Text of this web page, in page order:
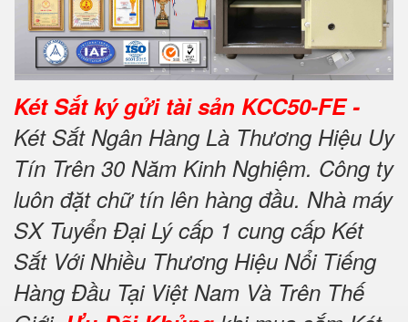
Két Sắt ký gửi tài sản KCC50-FE -
Két Sắt Ngân Hàng Là Thương Hiệu Uy
Tín Trên 30 Năm Kinh Nghiệm. Công ty
luôn đặt chữ tín lên hàng đầu. Nhà máy
SX Tuyển Đại Lý cấp 1 cung cấp Két
Sắt Với Nhiều Thương Hiệu Nổi Tiếng
Hàng Đầu Tại Việt Nam Và Trên Thế